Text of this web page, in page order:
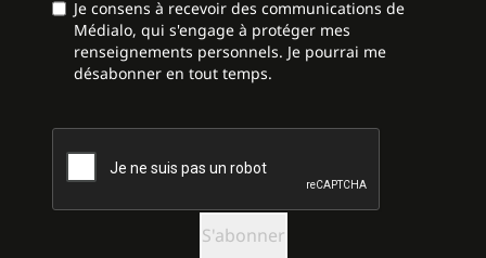
Je consens à recevoir des communications de
Médialo, qui s'engage à protéger mes
renseignements personnels. Je pourrai me
désabonner en tout temps.
CAPTCHA